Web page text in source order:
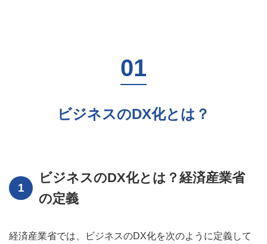
ビジネスのDX化とは？
ビジネスのDX化とは？経済産業省
の定義
経済産業省では、ビジネスのDX化を次のように定義して